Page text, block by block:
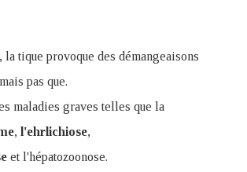
la tique provoque des démangeaisons
pas que.
maladies graves telles que la
, l'ehrlichiose,
et l'hépatozoonose.